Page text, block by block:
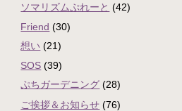
ソマリズムぷれーと (42)
Friend (30)
想い (21)
SOS (39)
ぷちガーデニング (28)
ご挨拶＆お知らせ (76)